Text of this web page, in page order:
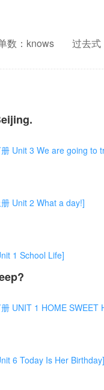
数：knows 过去
Unit 3 We are going to
Unit 2 What a day!]
1 School Life]
UNIT 1 HOME SWEET
6 Today Is Her Birthday]